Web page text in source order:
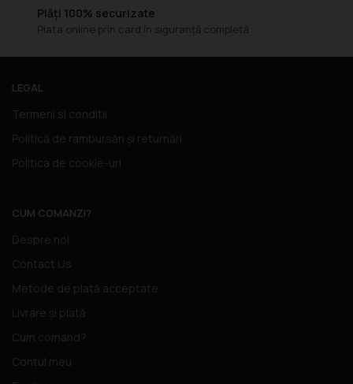
Plăți 100% securizate
Plata online prin card în siguranță completă
LEGAL
Termeni si conditii
Politică de rambursări și returnări
Politica de cookie-uri
CUM COMANZI?
Despre noi
Contact Us
Metode de plată acceptate
Livrare și plată
Cum comand?
Contul meu